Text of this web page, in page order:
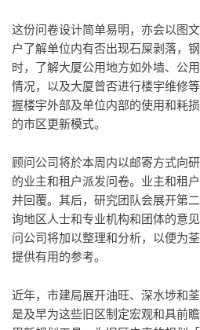
这份问卷设计简单易明，亦会以图
户了解单位内有否出现石屎剥落，
时，了解大厦公用地方如外墙、公
情况，以及大厦曾否进行楼宇维修
握楼宇外部及单位内部的使用和耗
的市区更新模式。
顾问公司将於本周内以邮寄方式向
的业主和租户派发问卷。业主和租
并回覆。其后，研究团队会展开第
询地区人士和专业机构和团体的意
问公司将加以整理和分析，以便为
提供有用的参考。
近年，市建局展开油旺、深水埗和
是及早为这些旧区制定宏观和具前